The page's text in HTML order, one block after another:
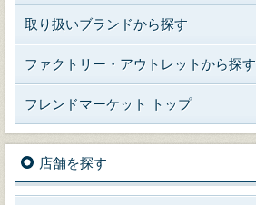
取り扱いブランドから探す
ファクトリー・アウトレットから探す
フレンドマーケット トップ
店舗を探す